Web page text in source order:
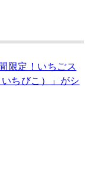
限定！いちごス
ちびこ）」がシ